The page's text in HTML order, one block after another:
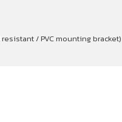
/ PVC mounting